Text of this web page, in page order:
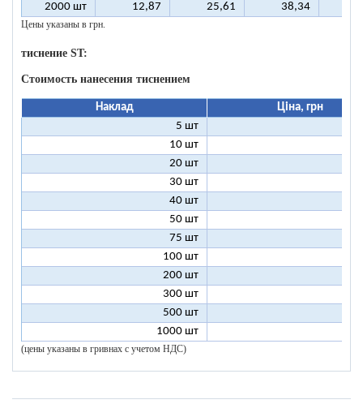
2000 шт
12,87 25,61 38,34
Цены указаны в грн.
тиснение ST:
Стоимость нанесения тиснением
Наклад
Ціна, грн
5 шт
10 шт
20 шт
30 шт
40 шт
50 шт
75 шт
100 шт
200 шт
300 шт
500 шт
1000 шт
(цены указаны в гривнах с учетом НДС)